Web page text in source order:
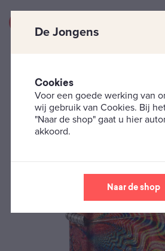
Zippo's Fantasie Zippo
De Jongens
Cookies
Voor een goede werking van
wij gebruik van Cookies. Bij
"Naar de shop" gaat u hier
akkoord.
Naar de shop